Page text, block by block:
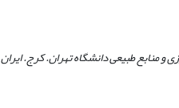
منابع طبیعی دانشگاه تهران. کرج. ایران